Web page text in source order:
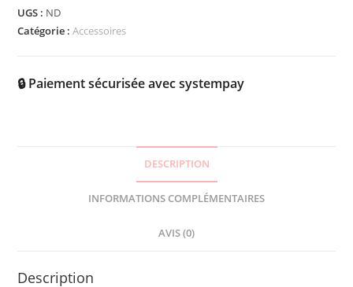
UGS : ND
Catégorie :Accessoires
🔒 Paiement sécurisée avec systempay
DESCRIPTION
INFORMATIONS COMPLÉMENTAIRES
AVIS (0)
Description